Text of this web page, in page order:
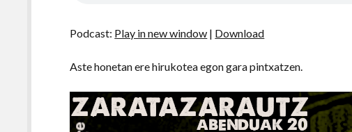
Podcast: Play in new window | Download
Aste honetan ere hirukotea egon gara pintxatzen.